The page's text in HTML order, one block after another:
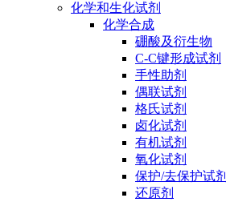
化学和生化试剂
化学合成
硼酸及衍生物
C-C键形成试剂
手性助剂
偶联试剂
格氏试剂
卤化试剂
有机试剂
氧化试剂
保护/去保护试剂
还原剂